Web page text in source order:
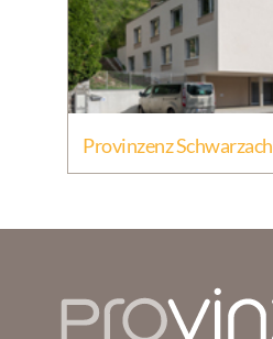
Provinzenz Schwarzach